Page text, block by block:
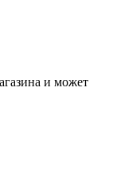
и может